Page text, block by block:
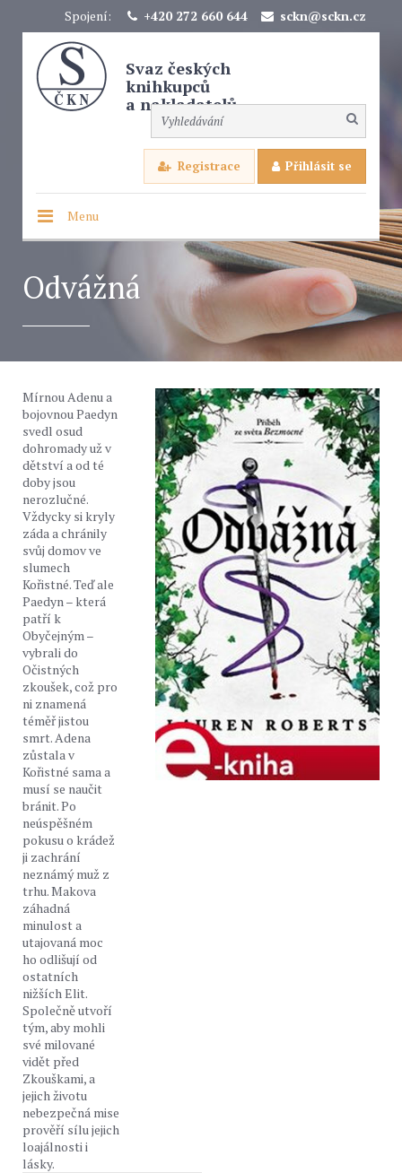
Spojení: +420 272 660 644 sckn@sckn.cz
Svaz českých
knihkupců
a nakladatelů
Registrace Přihlásit se
Menu
Odvážná
Mírnou Adenu a
bojovnou Paedyn
svedl osud
dohromady už v
dětství a od té
doby jsou
nerozlučné.
Vždycky si kryly
záda a chránily
svůj domov ve
slumech
Kořistné. Teď ale
Paedyn – která
patří k
Obyčejným –
vybrali do
Očistných
zkoušek, což pro
ni znamená
téměř jistou
smrt. Adena
zůstala v
Kořistné sama a
musí se naučit
bránit. Po
neúspěšném
pokusu o krádež
ji zachrání
neznámý muž z
trhu. Makova
záhadná
minulost a
utajovaná moc
ho odlišují od
ostatních
nižších Elit.
Společně utvoří
tým, aby mohli
své milované
vidět před
Zkouškami, a
jejich životu
nebezpečná mise
prověří sílu jejich
loajálnosti i
lásky.